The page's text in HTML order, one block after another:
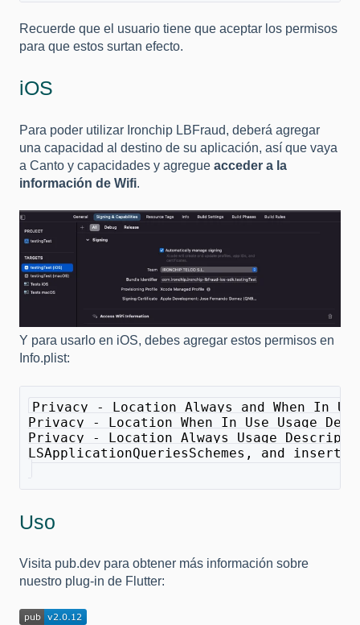
Recuerde que el usuario tiene que aceptar los permisos
para que estos surtan efecto.
iOS
Para poder utilizar Ironchip LBFraud, deberá agregar
una capacidad al destino de su aplicación, así que vaya
a Canto y capacidades y agregue acceder a la
información de Wifi.
Y para usarlo en iOS, debes agregar estos permisos en
Info.plist:
Privacy - Location Always and When In
Privacy - Location When In Use Usage
Privacy - Location Always Usage
LSApplicationQueriesSchemes, and
Uso
Visita pub.dev para obtener más información sobre
nuestro plug-in de Flutter: